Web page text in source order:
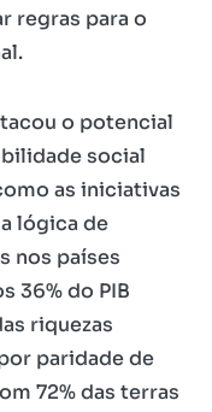
regras para o
o potencial
social
as iniciativas
lógica de
nos países
36% do PIB
riquezas
paridade de
72% das terras